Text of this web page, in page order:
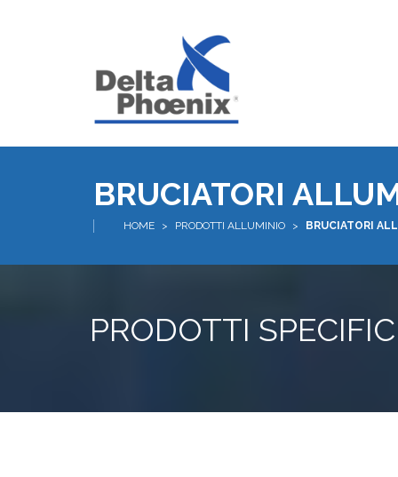
BRUCIATORI
HOME > PRODOTTI ALLUMINIO > BRUCIATORI
PRODOTTI